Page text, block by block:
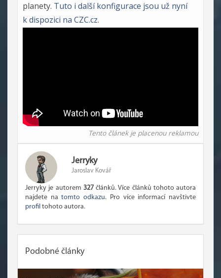
planety. Tuto i další konfigurace jsou už nyní
k dispozici na CZC.cz.
Tento článek je placenou reklamou
Jerryky
Jaroslav Kovář
Jerryky je autorem 327článků. Více článků tohoto autora
najdete natomto odkazu. Pro více informací navštivte
profil tohoto autora.
Podobné články